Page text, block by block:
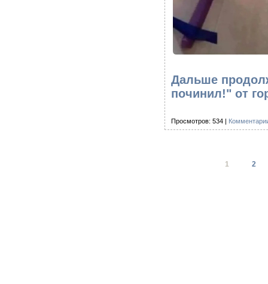
Дальше
починил!" от
Просмотров: 534 |
1 2